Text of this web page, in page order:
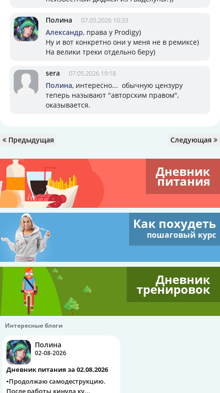
Полина 07.05.2026 10:33
Александр, права у Prodigy)
Ну и вот конкретно они у меня не в ремиксе)
На велики треки отдельно беру)
sera 07.05.2026 19:18
Полина, интересно... обычную цензуру
теперь называют "авторским правом",
оказывается.
Предыдущая Следующая
Дневник
питания
Как похудеть
пошаговый курс
Дневник
тренировок
Интересные блоги
Полина
02-08-2026
Дневник питания за 02.08.2026
▪️Продолжаю самодеструкцию.
После работы кинула ку...